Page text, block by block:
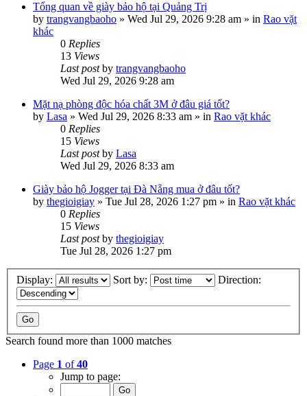
Tổng quan về giày bảo hộ tại Quảng Trị
by trangvangbaoho » Wed Jul 29, 2026 9:28 am » in Rao vặt
khác
0 Replies
13 Views
Last postby trangvangbaoho
Wed Jul 29, 2026 9:28 am
Mặt nạ phòng độc hóa chất 3M ở đâu giá tốt?
by Lasa » Wed Jul 29, 2026 8:33 am » in Rao vặt khác
0 Replies
15 Views
Last postby Lasa
Wed Jul 29, 2026 8:33 am
Giày bảo hộ Jogger tại Đà Nẵng mua ở đâu tốt?
by thegioigiay » Tue Jul 28, 2026 1:27 pm » in Rao vặt khác
0 Replies
15 Views
Last postby thegioigiay
Tue Jul 28, 2026 1:27 pm
Display: Sort by: Direction:
Search found more than 1000 matches
Page 1 of40
Jump to page: